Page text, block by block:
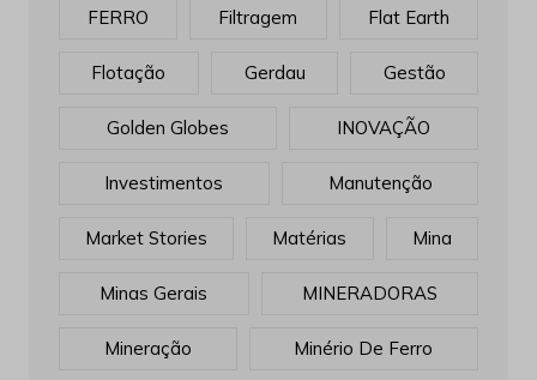
FERRO Filtragem Flat Earth
Flotação Gerdau Gestão
Golden Globes INOVAÇÃO
Investimentos Manutenção
Market Stories Matérias Mina
Minas Gerais MINERADORAS
Mineração Minério De Ferro